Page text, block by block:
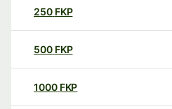
250 FKP
500 FKP
1000 FKP